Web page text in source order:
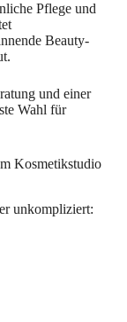
Pflege und
Beauty-
und einer
Wahl für
Kosmetikstudio
unkompliziert: